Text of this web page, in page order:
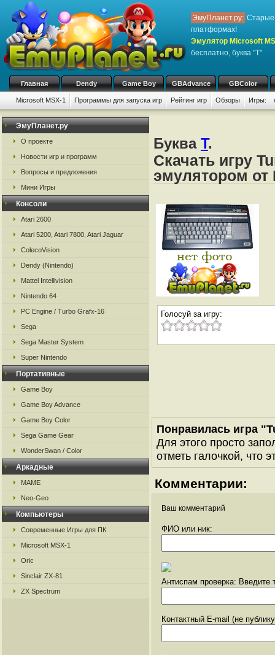
ЭмуПланет.ру: Старые
платформах!
Эмулятор Microsoft
бесплатно, буква "T"
Главная Dendy Game Boy GBAdvance GBColor
Microsoft MSX-1 Программы для запуска игр Рейтинг игр Обзоры Игры:
ЭмуПланет.ру
О проекте
Новости игр и программ
Вопросы и предложения
Мини Игры
Консоли
Atari 2600
Atari 5200, Atari 7800, Atari Jaguar
ColecoVision
Dendy (Nintendo)
Mattel Intellivision
Nintendo 64
PC Engine / Turbo Grafx-16
Sega
Sega Master System
Super Nintendo
Портативные
Game Boy
Game Boy Advance
Game Boy Color
Sega Game Gear
WonderSwan / Color
Аркадные
MAME
Neo-Geo
Компьютеры
Современные Игры для ПК
Microsoft MSX-1
Oric
Sinclair ZX-81
ZX Spectrum
Буква T.
Скачать игру
эмулятором от
Голосуй за игру:
Понравилась игра
Для этого просто
отметь галочкой, что
Комментарии:
Ваш комментарий
ФИО или ник:
Антиспам проверка: Введите
Контактный E-mail (не